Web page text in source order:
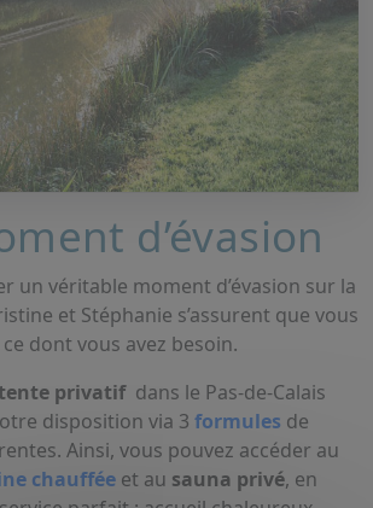
d’évasion
un véritable moment d’évasion sur la
et Stéphanie s’assurent que vous
dont vous avez besoin.
privatifdans le Pas-de-Calais
disposition via 3 formules de
Ainsi, vous pouvez accéder au
chauffée et au sauna privé, en